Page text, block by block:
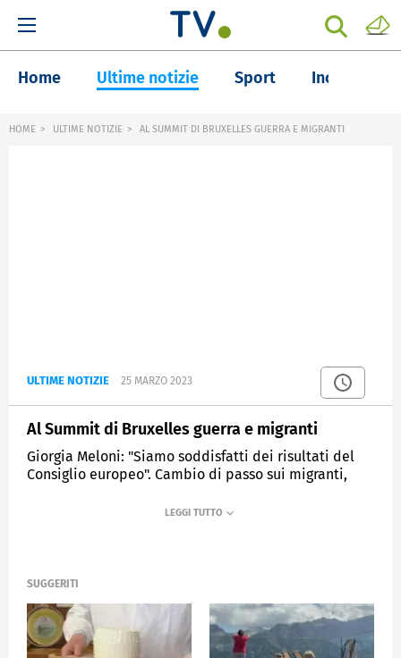
Home Ultime notizie Sport Inchieste
HOME ULTIME NOTIZIE AL SUMMIT DI BRUXELLES GUERRA E MIGRANTI
ULTIME NOTIZIE 25 MARZO 2023
Al Summit di Bruxelles guerra e migranti
Giorgia Meloni: "Siamo soddisfatti dei risultati del
Consiglio europeo". Cambio di passo sui migranti,
SUGGERITI